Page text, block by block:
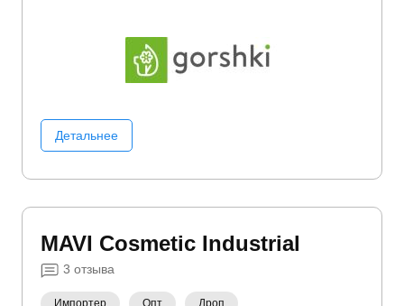
Детальнее
MAVI Сosmetic Іndustrial
3 отзыва
Импортер Опт Дроп